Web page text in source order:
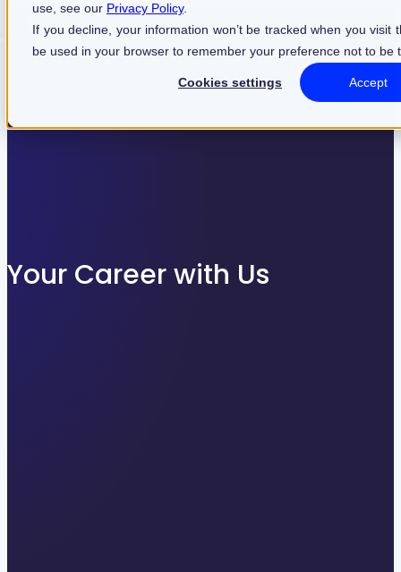
use, see our Privacy Policy.
If you decline, your information won’t be tracked when you visit
be used in your browser to remember your preference not to be
Cookies settings Accept
Your Career with Us
Find what suits you best